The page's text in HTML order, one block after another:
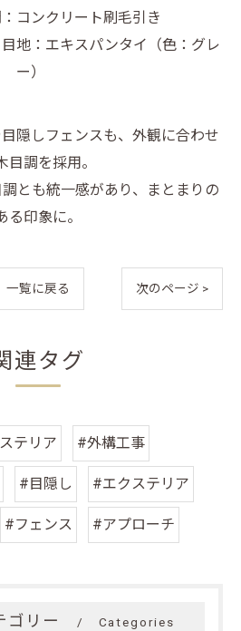
クリート刷毛引き
エキスパンタイ（色：グレ
ー）
隠しフェンスも、外観に合わせ
目調を採用。
とも統一感があり、まとまりの
る印象に。
一覧に戻る 次のページ >
連タグ
テリア #外構工事
#目隠し #エクステリア
#フェンス #アプローチ
ゴリー Categories